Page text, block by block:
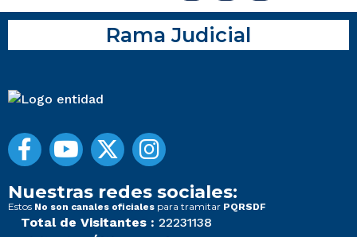
Rama Judicial
Nuestras redes sociales:
Estos No son canales oficiales para tramitar PQRSDF
Total de Visitantes : 22231138